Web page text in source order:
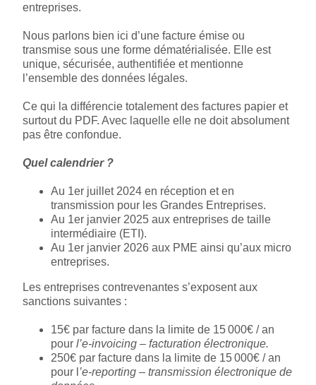
entreprises.
Nous parlons bien ici d’une facture émise ou
transmise sous une forme dématérialisée. Elle est
unique, sécurisée, authentifiée et mentionne
l’ensemble des données légales.
Ce qui la différencie totalement des factures papier et
surtout du PDF. Avec laquelle elle ne doit absolument
pas être confondue.
Quel calendrier ?
Au 1er juillet 2024 en réception et en
transmission pour les Grandes Entreprises.
Au 1er janvier 2025 aux entreprises de taille
intermédiaire (ETI).
Au 1er janvier 2026 aux PME ainsi qu’aux micro
entreprises.
Les entreprises contrevenantes s’exposent aux
sanctions suivantes :
15€ par facture dans la limite de 15 000€ / an
pourl’e-invoicing – facturation électronique.
250€ par facture dans la limite de 15 000€ / an
pour l ’e-reporting – transmission électronique de